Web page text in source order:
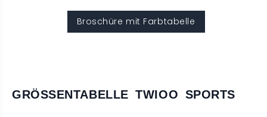
Broschüre mit Farbtabelle
GRÖSSENTABELLE TWIOO SPORTS